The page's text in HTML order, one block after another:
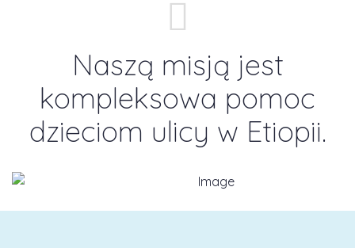
Naszą misją jest
kompleksowa pomoc
dzieciom ulicy w Etiopii.